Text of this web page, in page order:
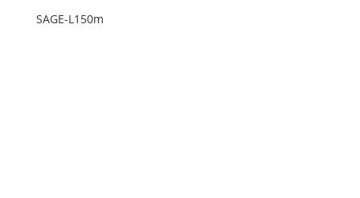
SAGE-L150m